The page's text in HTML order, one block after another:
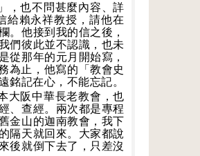
，也不問甚麼內容、詳
給賴永祥教授，請他在
。他接到我的信之後，
們彼此並不認識，也未
從那年的元月開始寫，
為止，他寫的「教會史
銘記在心，不能忘記。
大阪中華長老教會，也
、查經。兩次都是專程
金山的迦南教會，我下
隔天就回來。大家都說
後就倒下去了，只差沒